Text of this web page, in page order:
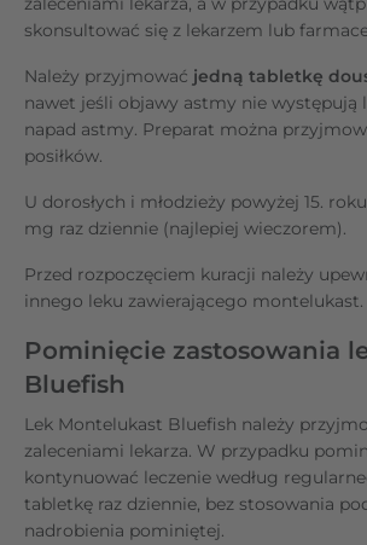
skonsultować się z lekarzem lub
Należy przyjmować jedną tabletkę
nawet jeśli objawy astmy nie występują
napad astmy. Preparat można
posiłków.
U dorosłych i młodzieży powyżej 15.
mg raz dziennie (najlepiej wieczorem).
Przed rozpoczęciem kuracji należy
innego leku zawierającego montelukast.
Pominięcie zastosowania
Bluefish
Lek Montelukast Bluefish należy
zaleceniami lekarza. W przypadku
kontynuować leczenie według
tabletkę raz dziennie, bez stosowania
nadrobienia pominiętej.